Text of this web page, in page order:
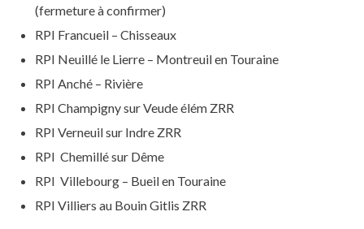
(fermeture à confirmer)
RPI Francueil – Chisseaux
RPI Neuillé le Lierre – Montreuil en Touraine
RPI Anché – Rivière
RPI Champigny sur Veude élém ZRR
RPI Verneuil sur Indre ZRR
RPI Chemillé sur Dême
RPI Villebourg – Bueil en Touraine
RPI Villiers au Bouin Gitlis ZRR